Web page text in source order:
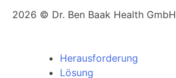
2026 © Dr. Ben Baak Health GmbH
Herausforderung
Lösung